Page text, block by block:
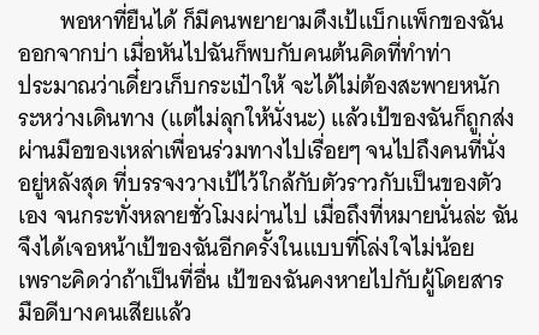
พอหาที่ยืนได้ ก็มีคนพยายามดึงเป้แบ็กแพ็กของฉัน
ออกจากบ่า เมื่อหันไปฉันก็พบกับคนต้นคิดที่ทำท่า
ประมาณว่าเดี๋ยวเก็บกระเป๋าให้ จะได้ไม่ต้องสะพายหนัก
ระหว่างเดินทาง (แต่ไม่ลุกให้นั่งนะ) แล้วเป้ของฉันก็ถูกส่ง
ผ่านมือของเหล่าเพื่อนร่วมทางไปเรื่อยๆ จนไปถึงคนที่นั่ง
อยู่หลังสุด ที่บรรจงวางเป้ไว้ใกล้กับตัวราวกับเป็นของตัว
เอง จนกระทั่งหลายชั่วโมงผ่านไป เมื่อถึงที่หมายนั่นล่ะ ฉัน
จึงได้เจอหน้าเป้ของฉันอีกครั้งในแบบที่โล่งใจไม่น้อย
เพราะคิดว่าถ้าเป็นที่อื่น เป้ของฉันคงหายไปกับผู้โดยสาร
มือดีบางคนเสียแล้ว